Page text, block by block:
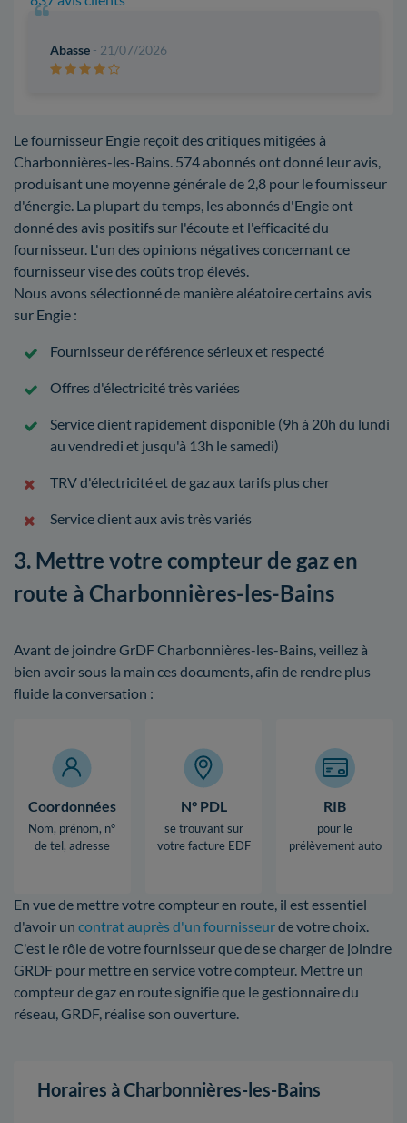
Abasse - 21/07/2026
Le fournisseur Engie reçoit des critiques mitigées à
Charbonnières-les-Bains. 574 abonnés ont donné leur avis,
produisant une moyenne générale de 2,8 pour le fournisseur
d'énergie. La plupart du temps, les abonnés d'Engie ont
donné des avis positifs sur l'écoute et l'efficacité du
fournisseur. L'un des opinions négatives concernant ce
fournisseur vise des coûts trop élevés.
Nous avons sélectionné de manière aléatoire certains avis
sur Engie :
Fournisseur de référence sérieux et respecté
Offres d'électricité très variées
Service client rapidement disponible (9h à 20h du lundi
au vendredi et jusqu'à 13h le samedi)
TRV d'électricité et de gaz aux tarifs plus cher
Service client aux avis très variés
3. Mettre votre compteur de gaz en
route à Charbonnières-les-Bains
Avant de joindre GrDF Charbonnières-les-Bains, veillez à
bien avoir sous la main ces documents, afin de rendre plus
fluide la conversation :
Coordonnées
Nom, prénom, n°
de tel, adresse
N° PDL
se trouvant sur
votre facture EDF
RIB
pour le
prélèvement auto
En vue de mettre votre compteur en route, il est essentiel
d'avoir un contrat auprès d'un fournisseurde votre choix.
C'est le rôle de votre fournisseur que de se charger de joindre
GRDF pour mettre en service votre compteur. Mettre un
compteur de gaz en route signifie que le gestionnaire du
réseau, GRDF, réalise son ouverture.
Horaires à Charbonnières-les-Bains